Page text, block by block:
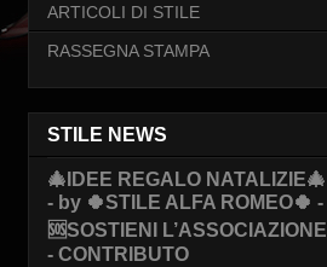
ARTICOLI DI STILE
RASSEGNA STAMPA
STILE NEWS
🎄IDEE REGALO NATALIZIE🎄
- by 🍀STILE ALFA ROMEO🍀 -
🆘SOSTIENI L’ASSOCIAZIONE
- CONTRIBUTO